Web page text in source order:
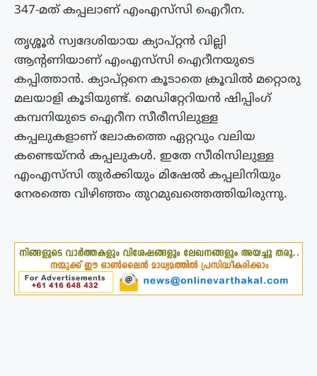
347-മത് കപ്പലാണ് എംഎസ്‍സി ഐറീന.
തൃശ്ശൂർ സ്വദേശിയായ ക്യാപ്റ്റൻ വില്ലി
ആന്‍റണിയാണ് എംഎസ്‍സി ഐറീനയുടെ
കപ്പിത്താൻ. ക്യാപ്റ്റനെ കൂടാതെ ക്രൂവിൽ മറ്റൊരു
മലയാളി കൂടിയുണ്ട്. മെഡിറ്റേറിയൻ ഷിപ്പിംഗ്
കമ്പനിയുടെ ഐറീന സീരീസിലുള്ള
കപ്പലുകളാണ് ലോകത്തെ ഏറ്റവും വലിയ
കണ്ടെയ്നർ കപ്പലുകൾ. ഇതേ സീരിസിലുള്ള
എംഎസ്‍സി തുർക്കിയും മിഷേൽ കപ്പലിനിയും
നേരത്തെ വിഴിഞ്ഞം തുറമുഖത്തെത്തിയിരുന്നു.